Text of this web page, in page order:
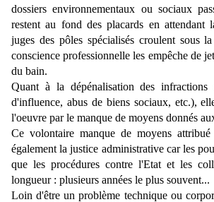
dossiers environnementaux ou sociaux
restent au fond des placards en attendant
juges des pôles spécialisés croulent sous
conscience professionnelle les empêche de
du bain.
Quant à la dépénalisation des infractions
d'influence, abus de biens sociaux, etc.),
l'oeuvre par le manque de moyens donnés
Ce volontaire manque de moyens
également la justice administrative car les
que les procédures contre l'Etat et les
longueur : plusieurs années le plus souvent...
Loin d'être un problème technique ou